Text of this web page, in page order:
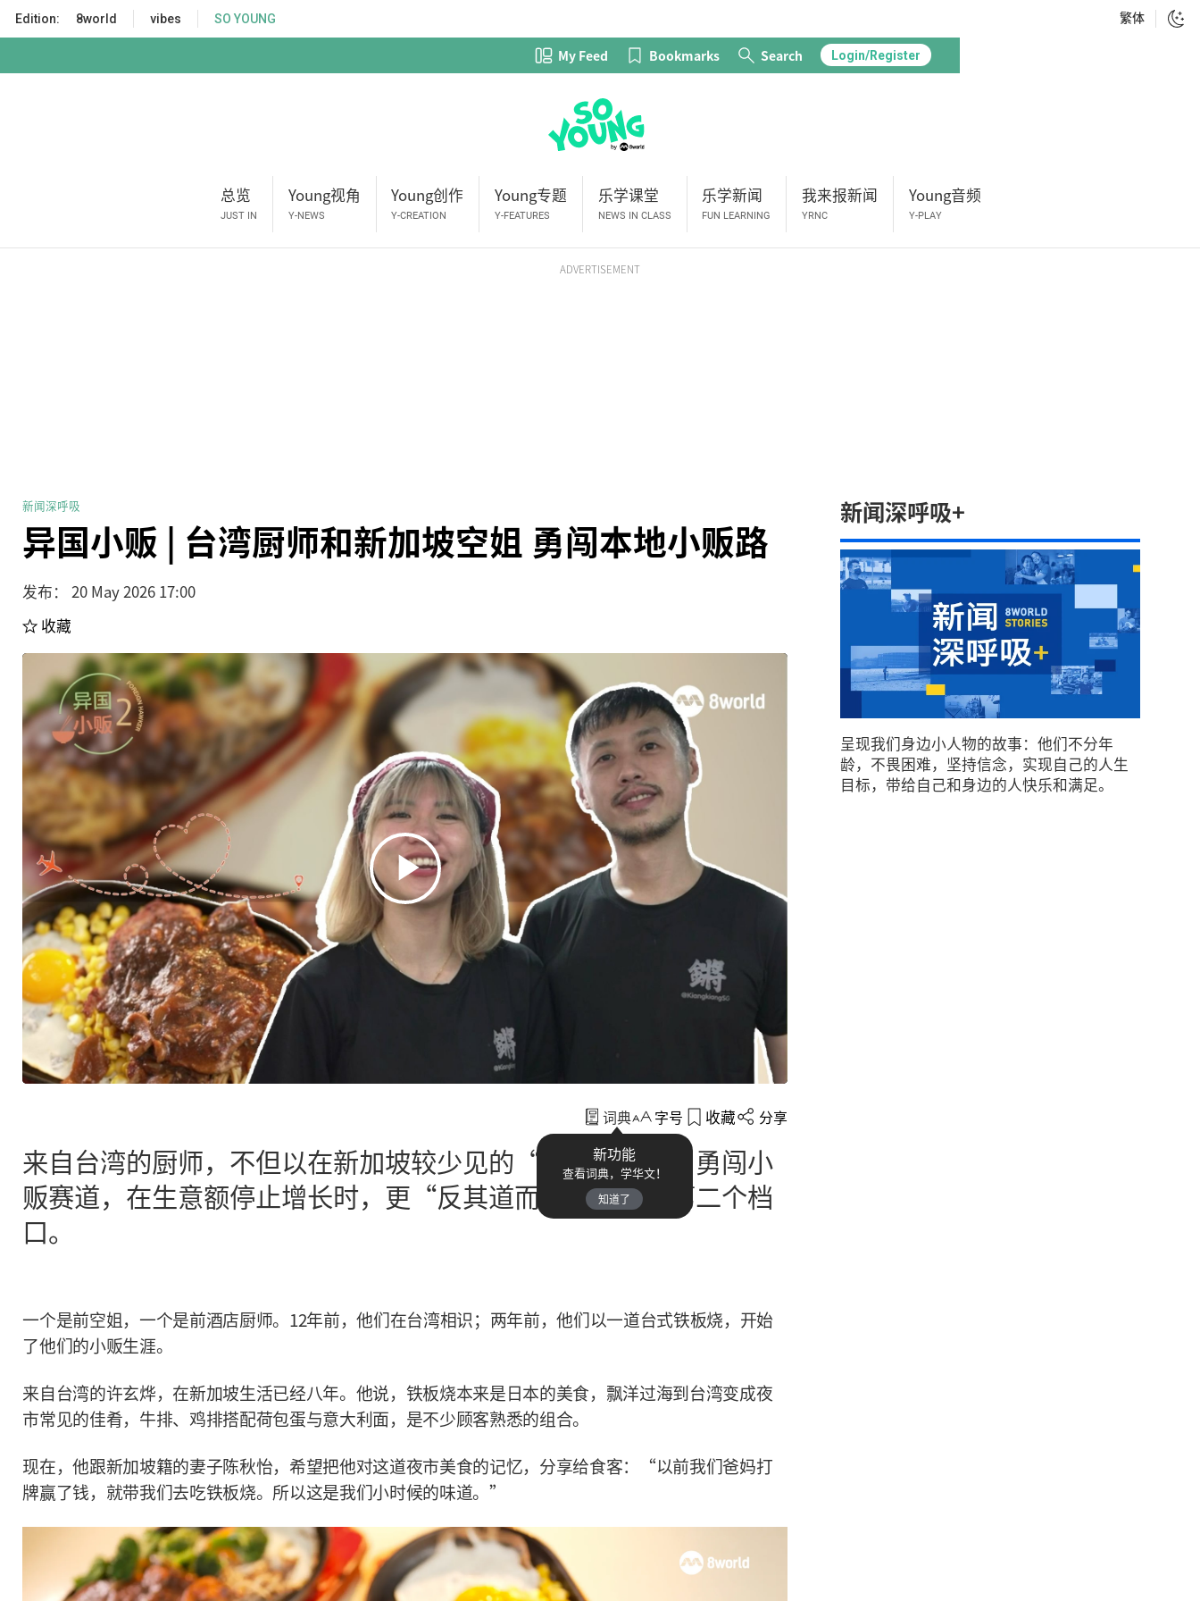
p
Edition: 8world vibes SO YOUNG 繁体
My Feed Bookmarks Search Login/Register
总览
JUST IN
Young视角
Y-NEWS
Young创作
Y-CREATION
Young专题
Y-FEATURES
乐学课堂
NEWS IN CLASS
乐学新闻
FUN LEARNING
我来报新闻
YRNC
Young音频
Y-PLAY
ADVERTISEMENT
异国小贩 | 台湾厨师和新加坡空姐 勇闯本地小贩路
新闻深呼吸
发布： 20 May 2026 17:00
收藏
词典
新功能
查看词典，学华文！
知道了
字号 收藏 分享
来自台湾的厨师，不但以在新加坡较少见的 “ 台式铁板烧 ”勇闯小
贩赛道，在生意额停止增长时，更 “反其道而行 ”，开了第二个档
口。
一个是前空姐，一个是前酒店厨师。12年前，他们在台湾相识；两年前，他们以一道台式铁板烧，开始
了他们的小贩生涯。
来自台湾的许玄烨，在新加坡生活已经八年。他说，铁板烧本来是日本的美食，飘洋过海到台湾变成夜
市常见的佳肴，牛排、鸡排搭配荷包蛋与意大利面，是不少顾客熟悉的组合。
现在，他跟新加坡籍的妻子陈秋怡，希望把他对这道夜市美食的记忆，分享给食客：
“以前我们爸妈打
牌赢了钱，就带我们去吃铁板烧。所以这是我们小时候的味道。 ”
新闻深呼吸+
呈现我们身边小人物的故事：他们不分年
龄，不畏困难，坚持信念，实现自己的人生
目标，带给自己和身边的人快乐和满足。